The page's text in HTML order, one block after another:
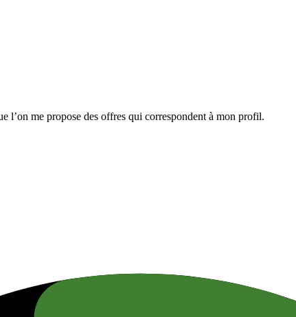
l’on me propose des offres qui correspondent à mon profil.